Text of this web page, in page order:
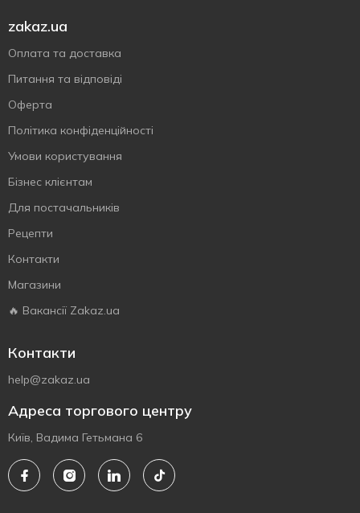
zakaz.ua
Оплата та доставка
Питання та відповіді
Оферта
Політика конфіденційності
Умови користування
Бізнес клієнтам
Для постачальників
Рецепти
Контакти
Магазини
🔥 Вакансії Zakaz.ua
Контакти
help@zakaz.ua
Адреса торгового центру
Київ, Вадима Гетьмана 6